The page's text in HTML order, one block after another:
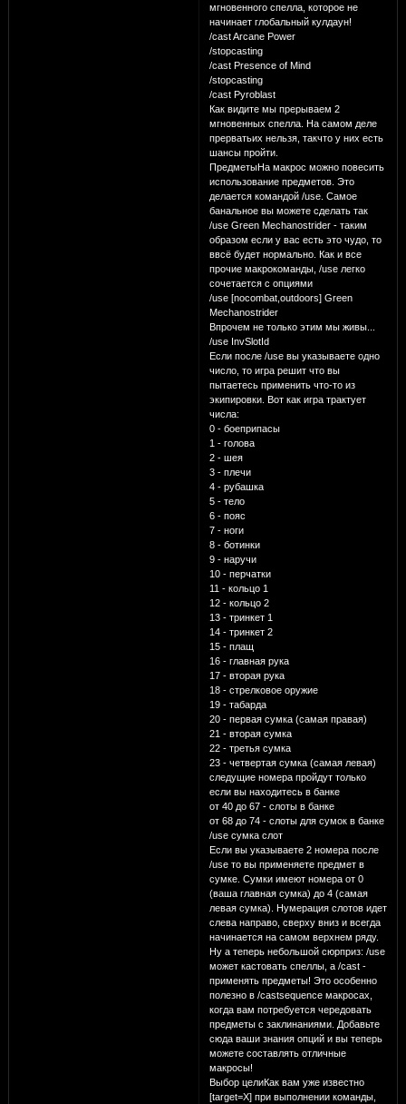
мгновенного спелла, которое не
начинает глобальный кулдаун!
/cast Arcane Power
/stopcasting
/cast Presence of Mind
/stopcasting
/cast Pyroblast
Как видите мы прерываем 2
мгновенных спелла. На самом деле
прерватьих нельзя, такчто у них есть
шансы пройти.
ПредметыНа макрос можно повесить
использование предметов. Это
делается командой /use. Самое
банальное вы можете сделать так
/use Green Mechanostrider - таким
образом если у вас есть это чудо, то
ввсё будет нормально. Как и все
прочие макрокоманды, /use легко
сочетается с опциями
/use [nocombat,outdoors] Green
Mechanostrider
Впрочем не только этим мы живы...
/use InvSlotId
Если после /use вы указываете одно
число, то игра решит что вы
пытаетесь применить что-то из
экипировки. Вот как игра трактует
числа:
0 - боеприпасы
1 - голова
2 - шея
3 - плечи
4 - рубашка
5 - тело
6 - пояс
7 - ноги
8 - ботинки
9 - наручи
10 - перчатки
11 - кольцо 1
12 - кольцо 2
13 - тринкет 1
14 - тринкет 2
15 - плащ
16 - главная рука
17 - вторая рука
18 - стрелковое оружие
19 - табарда
20 - первая сумка (самая правая)
21 - вторая сумка
22 - третья сумка
23 - четвертая сумка (самая левая)
следущие номера пройдут только
если вы находитесь в банке
от 40 до 67 - слоты в банке
от 68 до 74 - слоты для сумок в банке
/use сумка слот
Если вы указываете 2 номера после
/use то вы применяете предмет в
сумке. Сумки имеют номера от 0
(ваша главная сумка) до 4 (самая
левая сумка). Нумерация слотов идет
слева направо, сверху вниз и всегда
начинается на самом верхнем ряду.
Ну а теперь небольшой сюрприз: /use
может кастовать спеллы, а /cast -
применять предметы! Это особенно
полезно в /castsequence макросах,
когда вам потребуется чередовать
предметы с заклинаниями. Добавьте
сюда ваши знания опций и вы теперь
можете составлять отличные
макросы!
Выбор целиКак вам уже известно
[target=X] при выполнении команды,